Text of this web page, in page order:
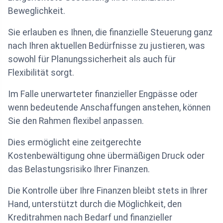
Beweglichkeit.
Sie erlauben es Ihnen, die finanzielle Steuerung ganz
nach Ihren aktuellen Bedürfnisse zu justieren, was
sowohl für Planungssicherheit als auch für
Flexibilität sorgt.
Im Falle unerwarteter finanzieller Engpässe oder
wenn bedeutende Anschaffungen anstehen, können
Sie den Rahmen flexibel anpassen.
Dies ermöglicht eine zeitgerechte
Kostenbewältigung ohne übermäßigen Druck oder
das Belastungsrisiko Ihrer Finanzen.
Die Kontrolle über Ihre Finanzen bleibt stets in Ihrer
Hand, unterstützt durch die Möglichkeit, den
Kreditrahmen nach Bedarf und finanzieller